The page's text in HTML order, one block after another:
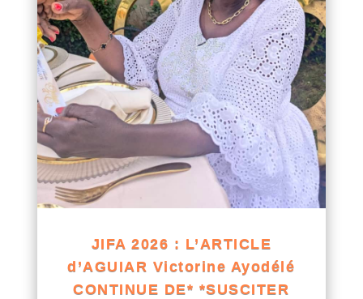
JIFA 2026 : L’ARTICLE
d’AGUIAR Victorine Ayodélé
CONTINUE DE* *SUSCITER